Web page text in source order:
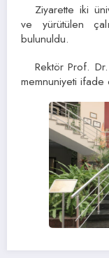
Ziyarette iki
ve yürütülen
bulunuldu.
Rektör Prof.
memnuniyeti ifade